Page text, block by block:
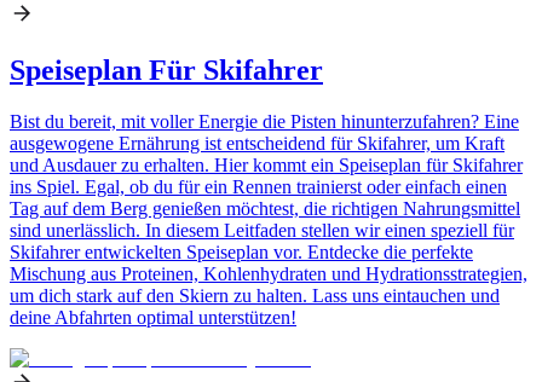
Speiseplan Für Skifahrer
Bist du bereit, mit voller Energie die Pisten hinunterzufahren? Eine
ausgewogene Ernährung ist entscheidend für Skifahrer, um Kraft
und Ausdauer zu erhalten. Hier kommt ein Speiseplan für Skifahrer
ins Spiel. Egal, ob du für ein Rennen trainierst oder einfach einen
Tag auf dem Berg genießen möchtest, die richtigen Nahrungsmittel
sind unerlässlich. In diesem Leitfaden stellen wir einen speziell für
Skifahrer entwickelten Speiseplan vor. Entdecke die perfekte
Mischung aus Proteinen, Kohlenhydraten und Hydrationsstrategien,
um dich stark auf den Skiern zu halten. Lass uns eintauchen und
deine Abfahrten optimal unterstützen!